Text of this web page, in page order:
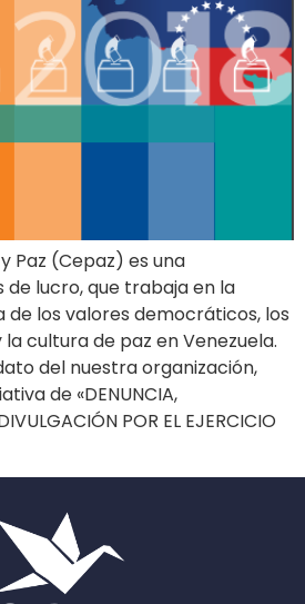
Paz (Cepaz) es una
de lucro, que trabaja en la
los valores democráticos, los
cultura de paz en Venezuela.
del nuestra organización,
de «DENUNCIA,
POR EL EJERCICIO